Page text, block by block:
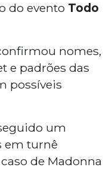
do evento Todo
nomes,
e padrões das
possíveis
um
em turnê
de Madonna